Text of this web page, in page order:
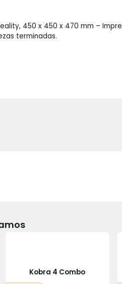
450 x 450 x 470 mm –
terminadas.
Kobra 4 Combo